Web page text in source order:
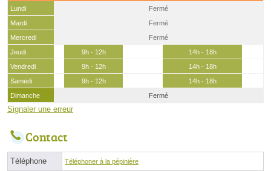
Lundi
Fermé
Mardi
Fermé
Mercredi
Fermé
Jeudi
9h - 12h
14h - 18h
Vendredi
9h - 12h
14h - 18h
Samedi
9h - 12h
14h - 18h
Dimanche
Fermé
Signaler une erreur
Contact
Téléphone Téléphoner à la pépinière